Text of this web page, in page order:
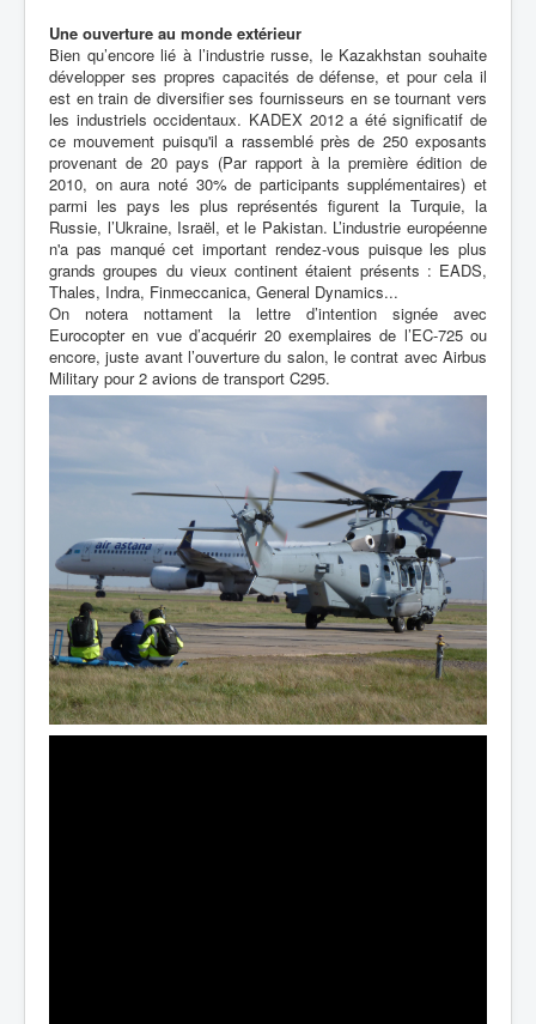
Une ouverture au monde extérieur
Bien qu’encore lié à l’industrie russe, le Kazakhstan souhaite
développer ses propres capacités de défense, et pour cela il
est en train de diversifier ses fournisseurs en se tournant vers
les industriels occidentaux. KADEX 2012 a été significatif de
ce mouvement puisqu'il a rassemblé près de 250 exposants
provenant de 20 pays (Par rapport à la première édition de
2010, on aura noté 30% de participants supplémentaires) et
parmi les pays les plus représentés figurent la Turquie, la
Russie, l’Ukraine, Israël, et le Pakistan. L’industrie européenne
n'a pas manqué cet important rendez-vous puisque les plus
grands groupes du vieux continent étaient présents : EADS,
Thales, Indra, Finmeccanica, General Dynamics...
On notera nottament la lettre d’intention signée avec
Eurocopter en vue d’acquérir 20 exemplaires de l’EC-725 ou
encore, juste avant l’ouverture du salon, le contrat avec Airbus
Military pour 2 avions de transport C295.